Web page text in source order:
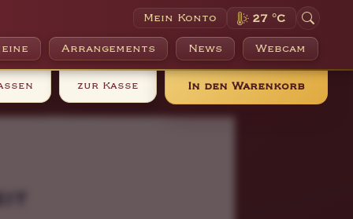
Arrangements News Webcam
Mein Konto 27 °C
zur Kasse In den Warenkorb